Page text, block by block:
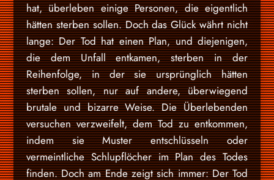
hat, überleben einige Personen, die eigentlich
hätten sterben sollen. Doch das Glück währt nicht
lange: Der Tod hat einen Plan, und diejenigen,
die dem Unfall entkamen, sterben in der
Reihenfolge, in der sie ursprünglich hätten
sterben sollen, nur auf andere, überwiegend
brutale und bizarre Weise. Die Überlebenden
versuchen verzweifelt, dem Tod zu entkommen,
indem sie Muster entschlüsseln oder
vermeintliche Schlupflöcher im Plan des Todes
finden. Doch am Ende zeigt sich immer: Der Tod